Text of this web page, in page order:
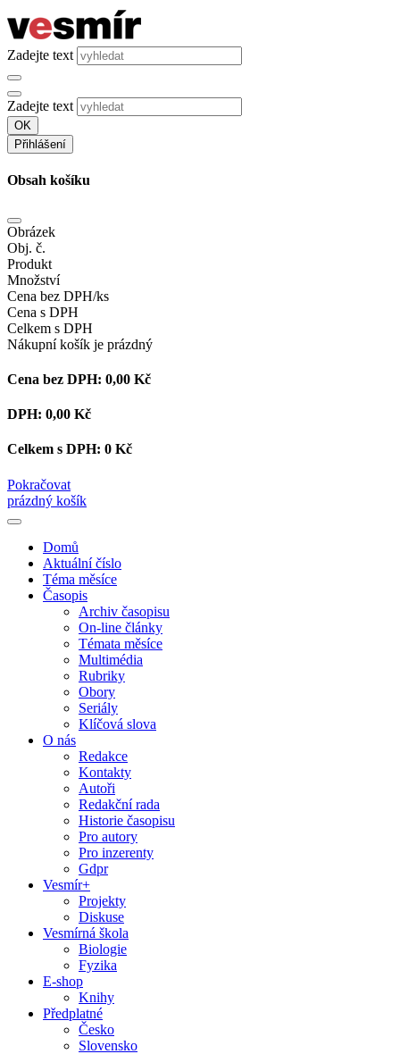
Zadejte text
Zadejte text
OK
Přihlášení
Obsah košíku
Obrázek
Obj. č.
Produkt
Množství
Cena bez DPH/ks
Cena s DPH
Celkem s DPH
Nákupní košík je prázdný
Cena bez DPH: 0,00 Kč
DPH: 0,00 Kč
Celkem s DPH: 0 Kč
Pokračovat
prázdný košík
Domů
Aktuální číslo
Téma měsíce
Časopis
Archiv časopisu
On-line články
Témata měsíce
Multimédia
Rubriky
Obory
Seriály
Klíčová slova
O nás
Redakce
Kontakty
Autoři
Redakční rada
Historie časopisu
Pro autory
Pro inzerenty
Gdpr
Vesmír+
Projekty
Diskuse
Vesmírná škola
Biologie
Fyzika
E-shop
Knihy
Předplatné
Česko
Slovensko